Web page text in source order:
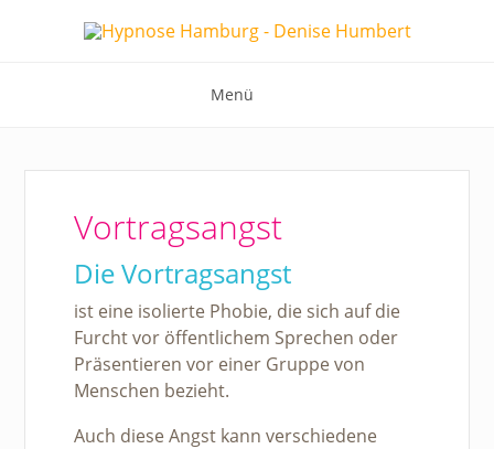
Menü
Vortragsangst
Die Vortragsangst
ist eine isolierte Phobie, die sich auf die
Furcht vor öffentlichem Sprechen oder
Präsentieren vor einer Gruppe von
Menschen bezieht.
Auch diese Angst kann verschiedene